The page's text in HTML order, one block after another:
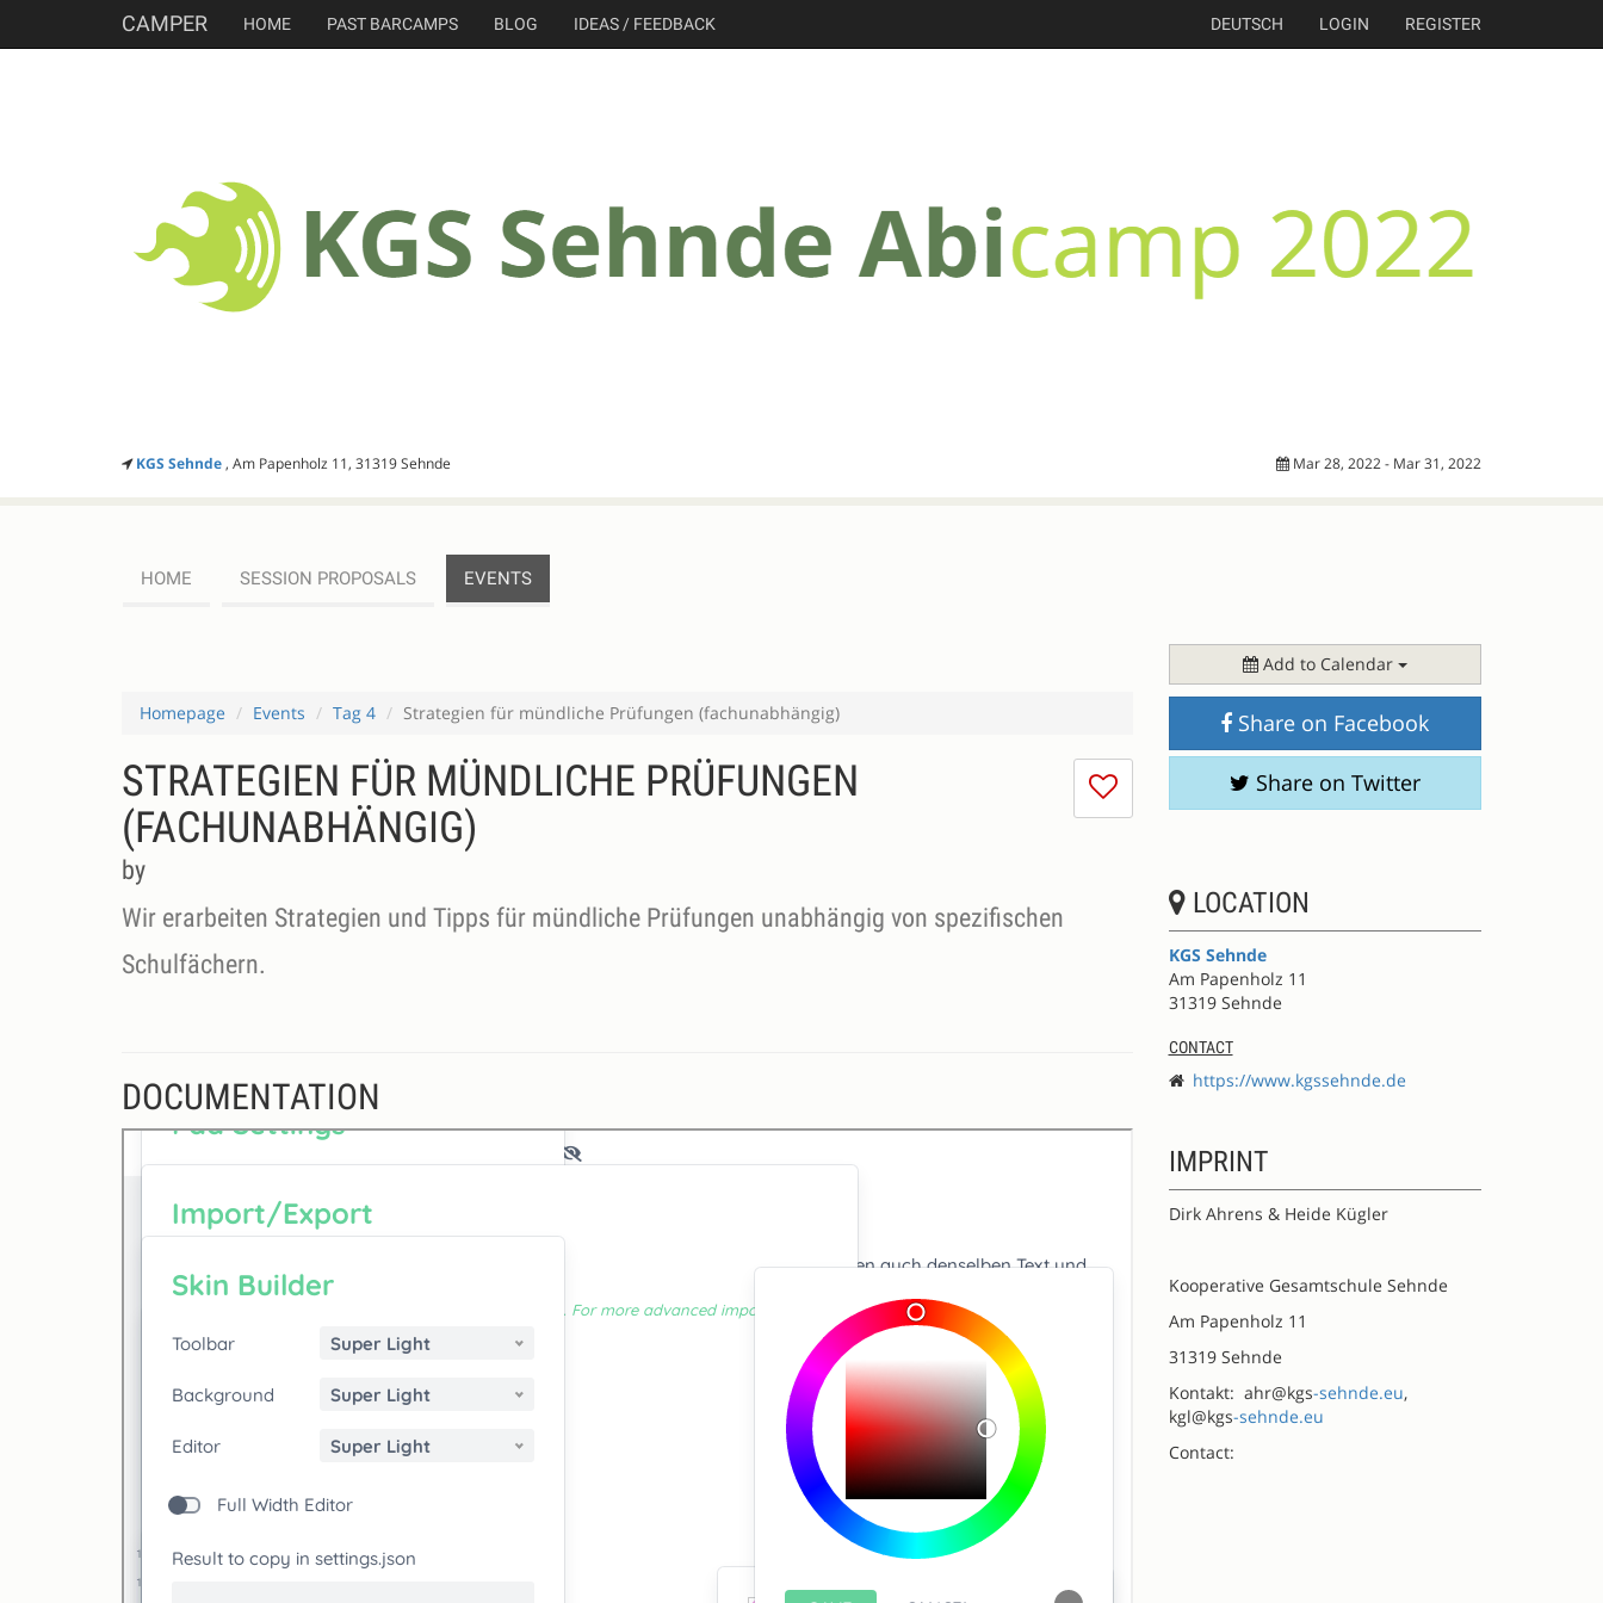
CAMPER HOME PAST BARCAMPS BLOG IDEAS / FEEDBACK DEUTSCH LOGIN REGISTER
KGS Sehnde, Am Papenholz 11, 31319 Sehnde Mar 28, 2022 - Mar 31, 2022
HOME SESSION PROPOSALS EVENTS
Homepage Events Tag 4 Strategien für mündliche Prüfungen (fachunabhängig)
I
don't
session
STRATEGIEN FÜR MÜNDLICHE PRÜFUNGEN
(FACHUNABHÄNGIG)
by
Wir erarbeiten Strategien und Tipps für mündliche Prüfungen unabhängig von spezifischen
Schulfächern.
DOCUMENTATION
Add to Calendar
Share on Facebook
Share on Twitter
LOCATION
KGS Sehnde
Am Papenholz 11
31319 Sehnde
CONTACT
https://www.kgssehnde.de
IMPRINT
Dirk Ahrens & Heide Kügler
Kooperative Gesamtschule Sehnde
Am Papenholz 11
31319 Sehnde
Kontakt: ahr@kgs-sehnde.eu,
kgl@kgs-sehnde.eu
Contact: